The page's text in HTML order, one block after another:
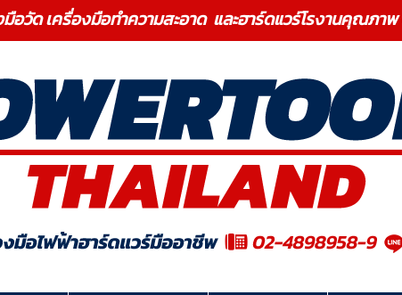
วัด เครื่องมือทำความสะอาด และฮาร์ดแวร์โรงานคุณภา